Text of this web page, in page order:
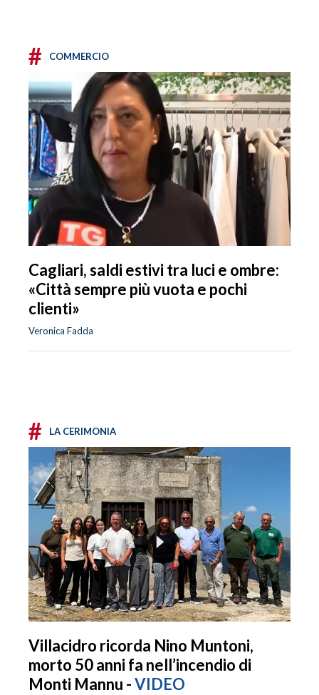
# COMMERCIO
Cagliari, saldi estivi tra luci e ombre:
«Città sempre più vuota e pochi
clienti»
Veronica Fadda
# LA CERIMONIA
Villacidro ricorda Nino Muntoni,
morto 50 anni fa nell’incendio di
Monti Mannu -VIDEO